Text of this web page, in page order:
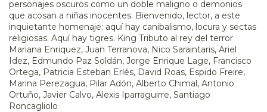
personajes oscuros como un doble maligno o demonios
que acosan a niñas inocentes. Bienvenido, lector, a este
inquietante homenaje: aquí hay canibalismo, locura y sectas
religiosas. Aquí hay tigres. King Tributo al rey del terror
Mariana Enriquez, Juan Terranova, Nico Saraintaris, Ariel
Idez, Edmundo Paz Soldán, Jorge Enrique Lage, Francisco
Ortega, Patricia Esteban Erlés, David Roas, Espido Freire,
Marina Perezagua, Pilar Adón, Alberto Chimal, Antonio
Ortuño, Javier Calvo, Alexis Iparraguirre, Santiago
Roncagliolo